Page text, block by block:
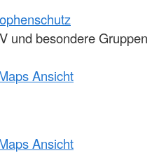
und besondere Gruppen
Ansicht
Ansicht